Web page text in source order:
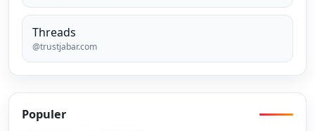
Threads
@trustjabar.com
Populer